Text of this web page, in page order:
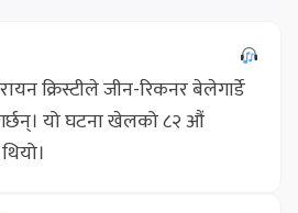
क्रिस्टीले जीन-रिकनर बेलेगार्डे
यो घटना खेलको ८२ औं